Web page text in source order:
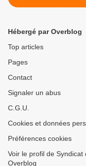
Hébergé par Overblog
Top articles
Pages
Contact
Signaler un abus
C.G.U.
Cookies et données
Préférences cookies
Voir le profil de
Overblog